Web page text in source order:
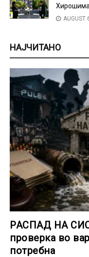
AUGUST
НАЈЧИТАНО
РАСПАД НА
проверка во
потребна